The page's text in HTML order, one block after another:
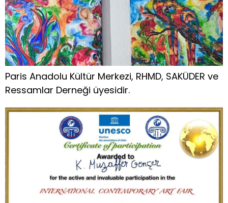
Paris Anadolu Kültür Merkezi, RHMD, SAKÜDER ve
Ressamlar Derneği üyesidir.